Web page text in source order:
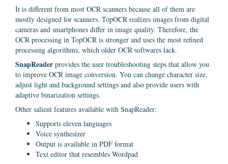
It is different from most OCR scanners because all of them are
mostly designed for scanners. TopOCR realizes images from digital
cameras and smartphones differ in image quality. Therefore, the
OCR processing in TopOCR is stronger and uses the most refined
processing algorithms, which older OCR softwares lack.
SnapReader provides the user troubleshooting steps that allow you
to improve OCR image conversion. You can change character size,
adjust light and background settings and also provide users with
adaptive binarization settings.
Other salient features available with SnapReader:
Supports eleven languages
Voice synthesizer
Output is available in PDF format
Text editor that resembles Wordpad